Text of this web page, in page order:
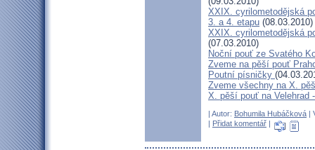
XXIX. cyrilometodějská
3. a 4. etapu (08.03.2010)
XXIX. cyrilometodějská
(07.03.2010)
Noční pouť ze Svatého
Zveme na pěší pouť
Poutní písničky
Zveme všechny na X.
X. pěší pouť na Velehrad
| Autor: Bohumila Hubáčková |
| Přidat komentář |